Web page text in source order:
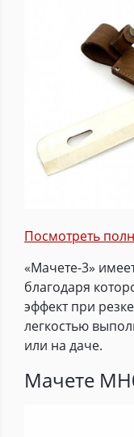
Посмотреть
«Мачете-3»
благодаря
эффект при
легкостью
или на даче.
Мачете